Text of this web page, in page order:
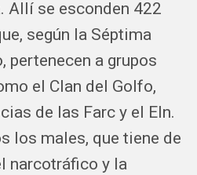
Allí se esconden 422
según la Séptima
pertenecen a grupos
el Clan del Golfo,
de las Farc y el Eln.
los males, que tiene de
narcotráfico y la